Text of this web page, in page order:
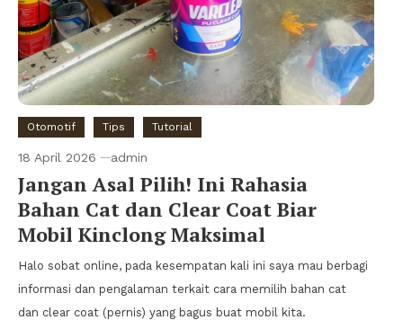
Otomotif Tips Tutorial
18 April 2026 admin
Jangan Asal Pilih! Ini Rahasia
Bahan Cat dan Clear Coat Biar
Mobil Kinclong Maksimal
Halo sobat online, pada kesempatan kali ini saya mau berbagi
informasi dan pengalaman terkait cara memilih bahan cat
dan clear coat (pernis) yang bagus buat mobil kita.